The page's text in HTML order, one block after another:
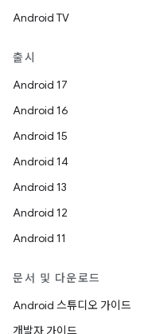
Android TV
출시
Android 17
Android 16
Android 15
Android 14
Android 13
Android 12
Android 11
문서 및 다운로드
Android 스튜디오 가이드
개발자 가이드